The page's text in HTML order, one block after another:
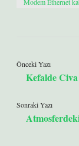
Önceki Yazı
Kefalde
Sonraki Yazı